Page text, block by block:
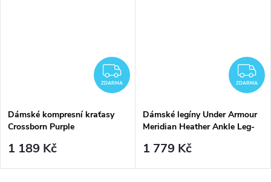
ZDARMA
ZDARMA
Dámské kompresní kraťasy
Crossborn Purple
1 189 Kč
ZDARMA
Dámské legíny Under Armour
Meridian Heather Ankle Leg-
1 779 Kč